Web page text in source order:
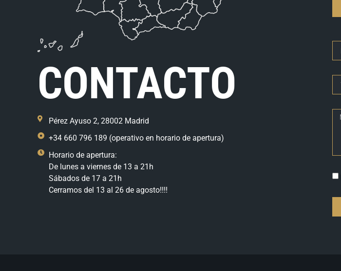
CONTACTO
Pérez Ayuso 2, 28002 Madrid
+34 660 796 189 (operativo en horario de apertura)
Horario de apertura:
De lunes a viernes de 13 a 21h
Sábados de 17 a 21h
Cerramos del 13 al 26 de agosto!!!!